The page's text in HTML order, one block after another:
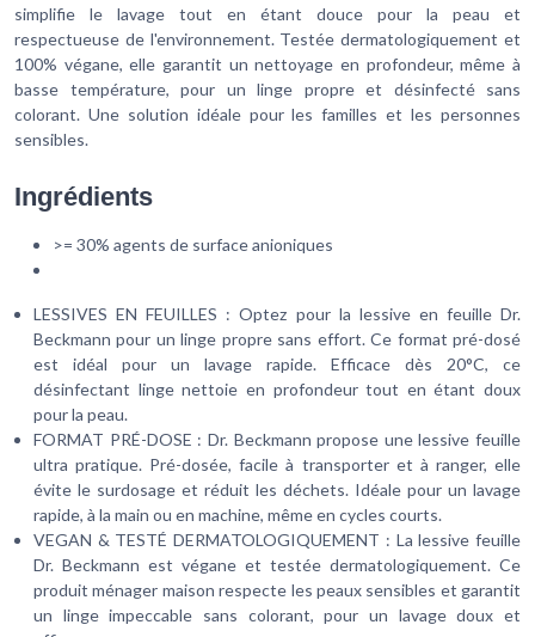
simplifie le lavage tout en étant douce pour la peau et
respectueuse de l'environnement. Testée dermatologiquement et
100% végane, elle garantit un nettoyage en profondeur, même à
basse température, pour un linge propre et désinfecté sans
colorant. Une solution idéale pour les familles et les personnes
sensibles.
Ingrédients
>= 30% agents de surface anioniques
LESSIVES EN FEUILLES : Optez pour la lessive en feuille Dr.
Beckmann pour un linge propre sans effort. Ce format pré-dosé
est idéal pour un lavage rapide. Efficace dès 20°C, ce
désinfectant linge nettoie en profondeur tout en étant doux
pour la peau.
FORMAT PRÉ-DOSE : Dr. Beckmann propose une lessive feuille
ultra pratique. Pré-dosée, facile à transporter et à ranger, elle
évite le surdosage et réduit les déchets. Idéale pour un lavage
rapide, à la main ou en machine, même en cycles courts.
VEGAN & TESTÉ DERMATOLOGIQUEMENT : La lessive feuille
Dr. Beckmann est végane et testée dermatologiquement. Ce
produit ménager maison respecte les peaux sensibles et garantit
un linge impeccable sans colorant, pour un lavage doux et